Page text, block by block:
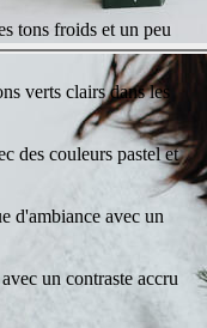
tons froids et un peu
verts clairs dans les
des couleurs pastel et
d'ambiance avec un
un contraste accru